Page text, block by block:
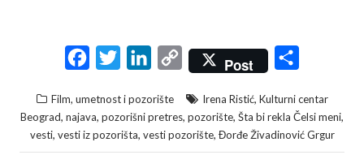
c
e
b
i
t
t
n
k
e
C
p
y
L
Post
a
r
e
Film, umetnost i pozorište Irena Ristić, Kulturni centar
Beograd, najava, pozorišni pretres, pozorište, Šta bi rekla Čelsi meni,
vesti, vesti iz pozorišta, vesti pozorište, Đorđe Živadinović Grgur